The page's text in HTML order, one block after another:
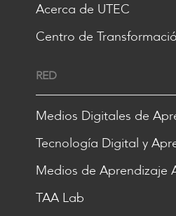
Acerca de UTEC
Centro de
RED
Medios Digitales de
Tecnología Digital y
Medios de Aprendizaje
TAA Lab